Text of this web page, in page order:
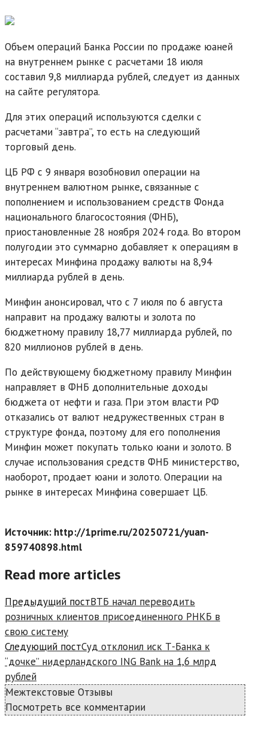
Объем операций Банка России по продаже юаней
на внутреннем рынке с расчетами 18 июля
составил 9,8 миллиарда рублей, следует из данных
на сайте регулятора.
Для этих операций используются сделки с
расчетами “завтра”, то есть на следующий
торговый день.
ЦБ РФ с 9 января возобновил операции на
внутреннем валютном рынке, связанные с
пополнением и использованием средств Фонда
национального благосостояния (ФНБ),
приостановленные 28 ноября 2024 года. Во втором
полугодии это суммарно добавляет к операциям в
интересах Минфина продажу валюты на 8,94
миллиарда рублей в день.
Минфин анонсировал, что с 7 июля по 6 августа
направит на продажу валюты и золота по
бюджетному правилу 18,77 миллиарда рублей, по
820 миллионов рублей в день.
По действующему бюджетному правилу Минфин
направляет в ФНБ дополнительные доходы
бюджета от нефти и газа. При этом власти РФ
отказались от валют недружественных стран в
структуре фонда, поэтому для его пополнения
Минфин может покупать только юани и золото. В
случае использования средств ФНБ министерство,
наоборот, продает юани и золото. Операции на
рынке в интересах Минфина совершает ЦБ.
Источник: http://1prime.ru/20250721/yuan-
859740898.html
Read more articles
Предыдущий постВТБ начал переводить
розничных клиентов присоединенного РНКБ в
свою систему
Следующий постСуд отклонил иск Т-Банка к
“дочке” нидерландского ING Bank на 1,6 млрд
рублей
Межтекстовые Отзывы
Посмотреть все комментарии